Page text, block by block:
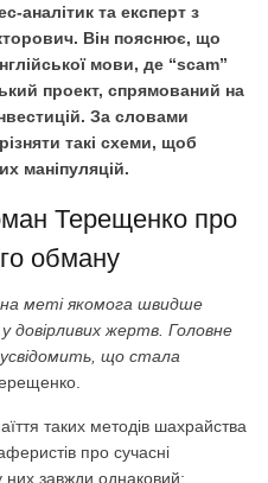
аналітик та експерт з
Він пояснює, що
мови, де “scam”
проект, спрямований на
За словами
такі схеми, щоб
маніпуляцій.
Терещенко про
обману
меті якомога швидше
довірливих жертв. Головне
що стала
таких методів шахрайства
про сучасні
них завжди однаковий: